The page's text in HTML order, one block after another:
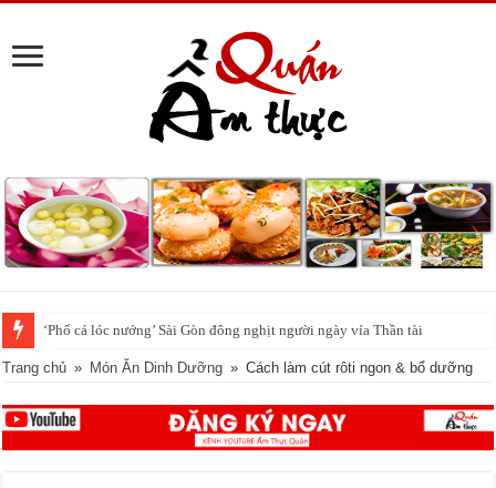
Ngày vía thần Tài tuyệt đối không quên 5 điều này, bạn có biết ?
Trang chủ » Món Ăn Dinh Dưỡng » Cách làm cút rôti ngon & bổ dưỡng